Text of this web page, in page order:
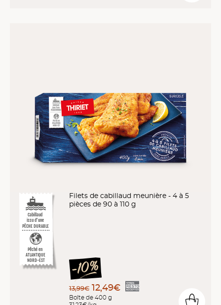
Cabillaud
issu d’une
PÊCHE DURABLE
Pêché en
ATLANTIQUE
NORD-EST
Filets de cabillaud meunière - 4 à 5
pièces de 90 à 110 g
13,99€ 12,49€
Boîte de 400 g